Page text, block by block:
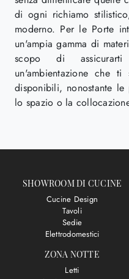
di ogni richiamo
moderno. Per le Porte
un'ampia gamma di
scopo di
un'ambientazione che
disponibili, nonostante
lo spazio o la
SHOWROOM DI CUCINE
Cucine Design
Tavoli
Sedie
Elettrodomestici
ZONA NOTTE
Letti